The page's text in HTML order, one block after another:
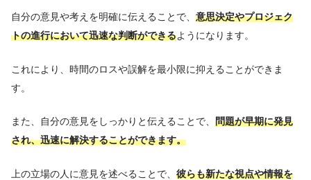
自分の意見や考えを明確に伝えることで、 意思決定やプロジェク
トの進行において迅速な判断ができるようになります。
これにより、時間のロスや誤解を最小限に抑えることができま
す。
また、自分の意見をしっかりと伝えることで、 問題が早期に発見
され、迅速に解決することができます。
上の立場の人に意見を述べることで、 彼らも新たな視点や情報を